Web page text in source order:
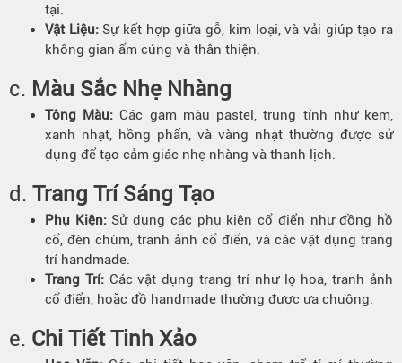
tại.
Vật Liệu:Sự kết hợp giữa gỗ, kim loại, và vải giúp tạo ra
không gian ấm cúng và thân thiện.
c. Màu Sắc Nhẹ Nhàng
Tông Màu: Các gam màu pastel, trung tính như kem,
xanh nhạt, hồng phấn, và vàng nhạt thường được sử
dụng để tạo cảm giác nhẹ nhàng và thanh lịch.
d. Trang Trí Sáng Tạo
Phụ Kiện:Sử dụng các phụ kiện cổ điển như đồng hồ
cổ, đèn chùm, tranh ảnh cổ điển, và các vật dụng trang
trí handmade.
Trang Trí:Các vật dụng trang trí như lọ hoa, tranh ảnh
cổ điển, hoặc đồ handmade thường được ưa chuộng.
e. Chi Tiết Tinh Xảo